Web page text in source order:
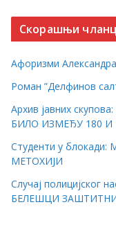
Скорашњи
Афоризми
Роман ”Делфинов
Архив јавних
БИЛО ИЗМЕЂУ 180
Студенти у
МЕТОХИЈИ
Случај
БЕЛЕШЦИ